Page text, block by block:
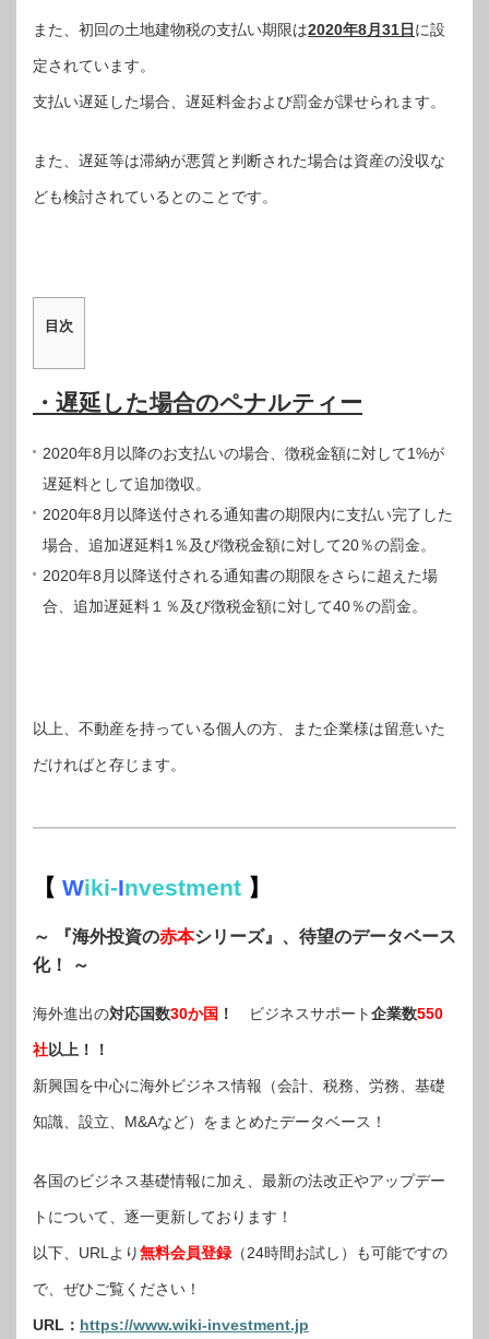
また、初回の土地建物税の支払い期限は2020年8月31日 に設
定されています。
支払い遅延した場合、遅延料金および罰金が課せられます。
また、遅延等は滞納が悪質と判断された場合は資産の没収な
ども検討されているとのことです。
目次
・遅延した場合のペナルティー
2020年8月以降のお支払いの場合、徴税金額に対して1%が
遅延料として追加徴収。
2020年8月以降送付される通知書の期限内に支払い完了した
場合、追加遅延料1％及び徴税金額に対して20％の罰金。
2020年8月以降送付される通知書の期限をさらに超えた場
合、追加遅延料１％及び徴税金額に対して40％の罰金。
以上、不動産を持っている個人の方、また企業様は留意いた
だければと存じます。
【 Wiki-Investment 】
～ 『海外投資の赤本シリーズ』、待望のデータベース
化！ ～
海外進出の対応国数30か国 ！ ビジネスサポート企業数550
社以上！！
新興国を中心に海外ビジネス情報（会計、税務、労務、基礎
知識、設立、M&Aなど）をまとめたデータベース！
各国のビジネス基礎情報に加え、最新の法改正やアップデー
トについて、逐一更新しております！
以下、URLより無料会員登録 （24時間お試し）も可能ですの
で、ぜひご覧ください！
URL： https://www.wiki-investment.jp